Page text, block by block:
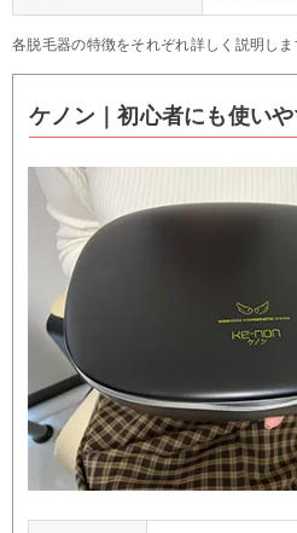
各脱毛器の特徴をそれぞれ詳しく説明しま
ケノン｜初心者にも使い